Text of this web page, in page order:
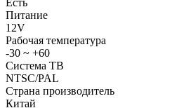
Есть
Питание
12V
Рабочая температура
-30 ~ +60
Система ТВ
NTSC/PAL
Страна производитель
Китай